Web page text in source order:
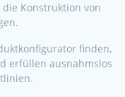
die Konstruktion von
finden,
erfüllen ausnahmslos